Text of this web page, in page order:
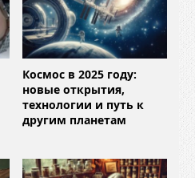
Космос в 2025 году:
новые открытия,
технологии и путь к
другим планетам